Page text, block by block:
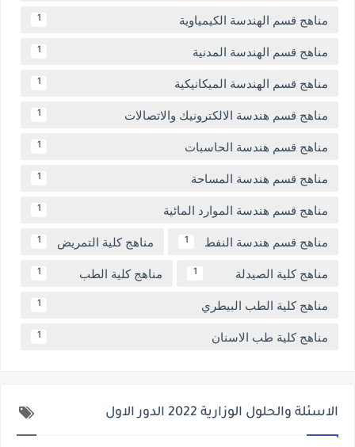
مناهج قسم الهندسة الكيمياوية 1
مناهج قسم الهندسة المدنية 1
مناهج قسم الهندسة الميكانيكية 1
مناهج قسم هندسة الالكترونيك والاتصالات 1
مناهج قسم هندسة الحاسبات 1
مناهج قسم هندسة المساحة 1
مناهج قسم هندسة الموارد المائية 1
مناهج قسم هندسة النفط 1 مناهج كلية التمريض 1
مناهج كلية الصيدلة 1 مناهج كلية الطب 1
مناهج كلية الطب البيطري 1
مناهج كلية طب الاسنان 1
الاسئلة والحلول الوزارية 2022 الدور الاول